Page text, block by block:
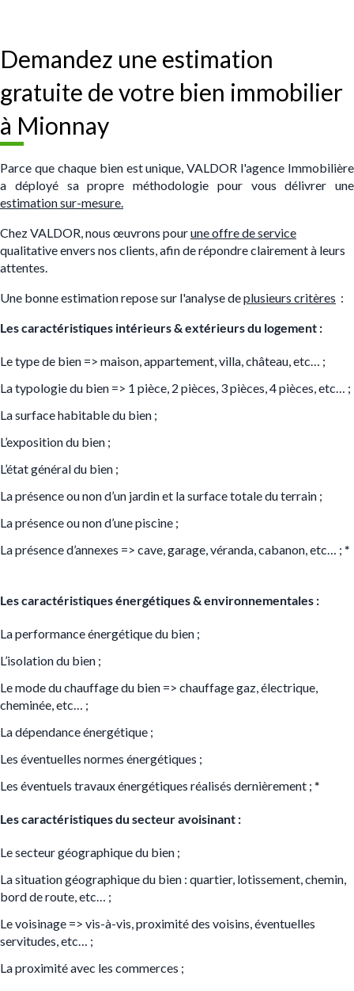
Demandez une estimation
gratuite de votre bien immobilier
à Mionnay
Parce que chaque bien est unique, VALDOR l'agence Immobilière
a déployé sa propre méthodologie pour vous délivrer une
estimation sur-mesure.
Chez VALDOR, nous œuvrons pourune offre de service
qualitative envers nos clients, afin de répondre clairement à leurs
attentes.
Une bonne estimation repose sur l'analyse deplusieurs critères :
Les caractéristiques intérieurs & extérieurs du logement :
Le type de bien => maison, appartement, villa, château, etc… ;
La typologie du bien => 1 pièce, 2 pièces, 3 pièces, 4 pièces, etc… ;
La surface habitable du bien ;
L’exposition du bien ;
L’état général du bien ;
La présence ou non d’un jardin et la surface totale du terrain ;
La présence ou non d’une piscine ;
La présence d’annexes => cave, garage, véranda, cabanon, etc… ; *
Les caractéristiques énergétiques & environnementales :
La performance énergétique du bien ;
L’isolation du bien ;
Le mode du chauffage du bien => chauffage gaz, électrique,
cheminée, etc… ;
La dépendance énergétique ;
Les éventuelles normes énergétiques ;
Les éventuels travaux énergétiques réalisés dernièrement ; *
Les caractéristiques du secteur avoisinant :
Le secteur géographique du bien ;
La situation géographique du bien : quartier, lotissement, chemin,
bord de route, etc… ;
Le voisinage => vis-à-vis, proximité des voisins, éventuelles
servitudes, etc… ;
La proximité avec les commerces ;